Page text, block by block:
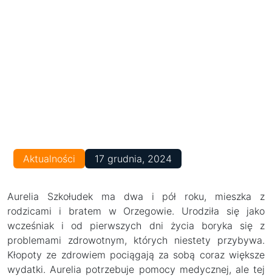
Aktualności 17 grudnia, 2024
Aurelia Szkołudek ma dwa i pół roku, mieszka z
rodzicami i bratem w Orzegowie. Urodziła się jako
wcześniak i od pierwszych dni życia boryka się z
problemami zdrowotnym, których niestety przybywa.
Kłopoty ze zdrowiem pociągają za sobą coraz większe
wydatki. Aurelia potrzebuje pomocy medycznej, ale tej